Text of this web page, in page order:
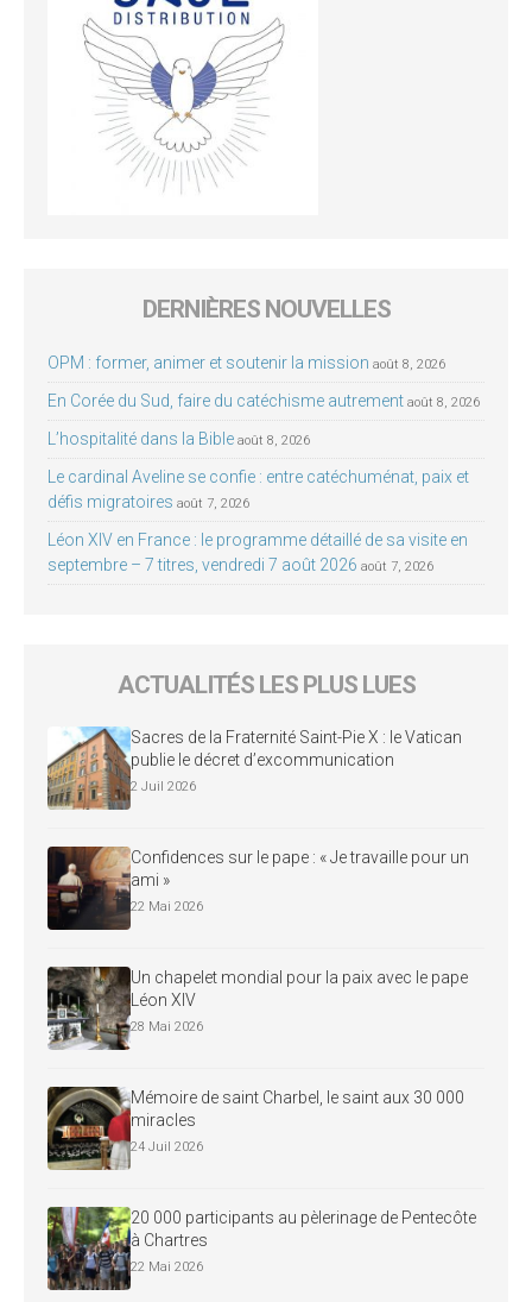
DERNIÈRES NOUVELLES
OPM : former, animer et soutenir la mission août 8, 2026
En Corée du Sud, faire du catéchisme autrement août 8, 2026
L’hospitalité dans la Bible août 8, 2026
Le cardinal Aveline se confie : entre catéchuménat, paix et
défis migratoires août 7, 2026
Léon XIV en France : le programme détaillé de sa visite en
septembre – 7 titres, vendredi 7 août 2026 août 7, 2026
ACTUALITÉS LES PLUS LUES
Sacres de la Fraternité Saint-Pie X : le Vatican
publie le décret d’excommunication
2 Juil 2026
Confidences sur le pape : « Je travaille pour un
ami »
22 Mai 2026
Un chapelet mondial pour la paix avec le pape
Léon XIV
28 Mai 2026
Mémoire de saint Charbel, le saint aux 30 000
miracles
24 Juil 2026
20 000 participants au pèlerinage de Pentecôte
à Chartres
22 Mai 2026